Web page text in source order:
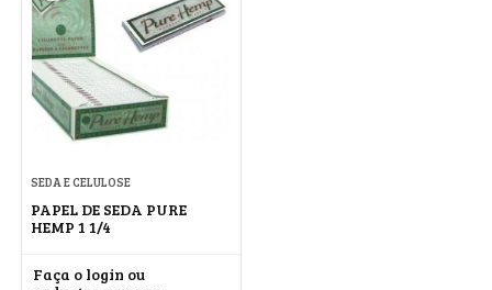
SEDA E CELULOSE
PAPEL DE SEDA PURE
HEMP 1 1/4
Faça o login ou